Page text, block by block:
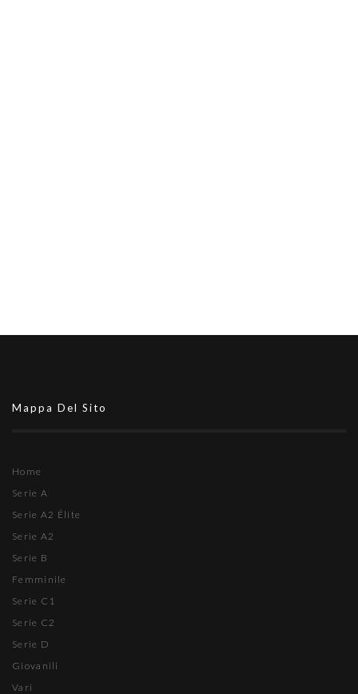
Mappa Del Sito
Home
Serie A
Serie A2 Élite
Serie A2
Serie B
Femminile
Serie C1
Serie C2
Serie D
Giovanili
Vari